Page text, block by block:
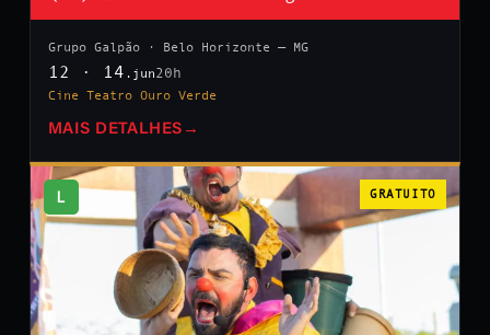
Grupo Galpão · Belo Horizonte — MG
12 · 14 .jun20h
Cine Teatro Ouro Verde
MAIS DETALHES →
L GRATUITO